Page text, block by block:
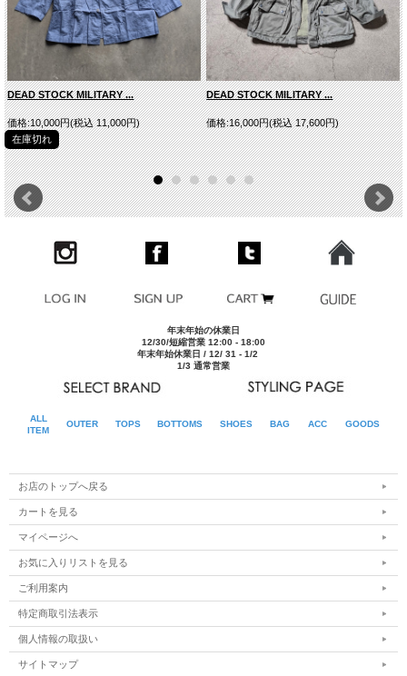
生産国
表記はございませんがイタリア生産と思われます
素材
Cotton
スタイルネー
ITALIAN ARMY COTTON TWILL WORK COVERALL
モデルDATA MODEL/175cm/62kg/48/着用
ご注意
※サイズ表は平均値です。商品には個体差がありますため1
～2cm程度の誤差を含みます。
この商品は、未使用の放出品(デッドストック)です。 本来軍
用品の為、通常のファッションアイテムとは異なり、サイズ
により若干の仕様違いや、小さな傷・縫製の不均一等ある場
合がございますので、予めご了承下さい。
■実寸平均値（ユニセックス仕様）
48
51cm
59cm
50
52cm
54
55cm 79cm 62cm
DEAD STOCK MILITARY ...
価格:10,000円(税込 11,000円)
在庫切れ
DEAD STOCK MILITARY ...
価格:16,000円(税込 17,600円)
年末年始の休業日
12/30/短縮営業 12:00 - 18:00
年末年始休業日 / 12/ 31 - 1/2
1/3 通常営業
ALL
ITEM
OUTER TOPS BOTTOMS SHOES BAG ACC GOODS
お店のトップへ戻る
カートを見る
マイページへ
お気に入りリストを見る
ご利用案内
特定商取引法表示
個人情報の取扱い
サイトマップ